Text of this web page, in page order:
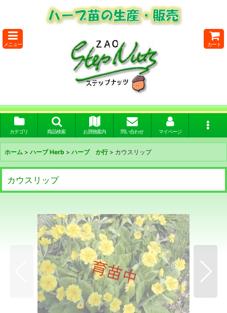
メニュー カート
カテゴリ 商品検索 お買物案内 問い合わせ マイページ
ホーム > ハーブ Herb > ハーブ か行 > カウスリップ
カウスリップ